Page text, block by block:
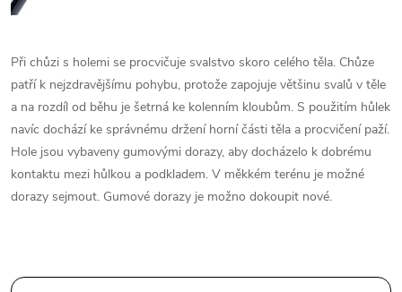
Při chůzi s holemi se procvičuje svalstvo skoro celého těla. Chůze
patří k nejzdravějšímu pohybu, protože zapojuje většinu svalů v těle
a na rozdíl od běhu je šetrná ke kolenním kloubům. S použitím hůlek
navíc dochází ke správnému držení horní části těla a procvičení paží.
Hole jsou vybaveny gumovými dorazy, aby docházelo k dobrému
kontaktu mezi hůlkou a podkladem. V měkkém terénu je možné
dorazy sejmout. Gumové dorazy je možno dokoupit nové.